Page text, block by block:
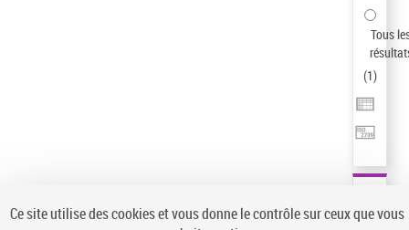
Tous
(1)
Ce site utilise des cookies et vous donne le contrôle sur ceux que vous